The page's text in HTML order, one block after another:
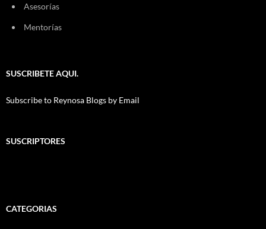
Asesorías
Mentorías
SUSCRIBETE AQUI.
Subscribe to Reynosa Blogs by Email
SUSCRIPTORES
CATEGORIAS